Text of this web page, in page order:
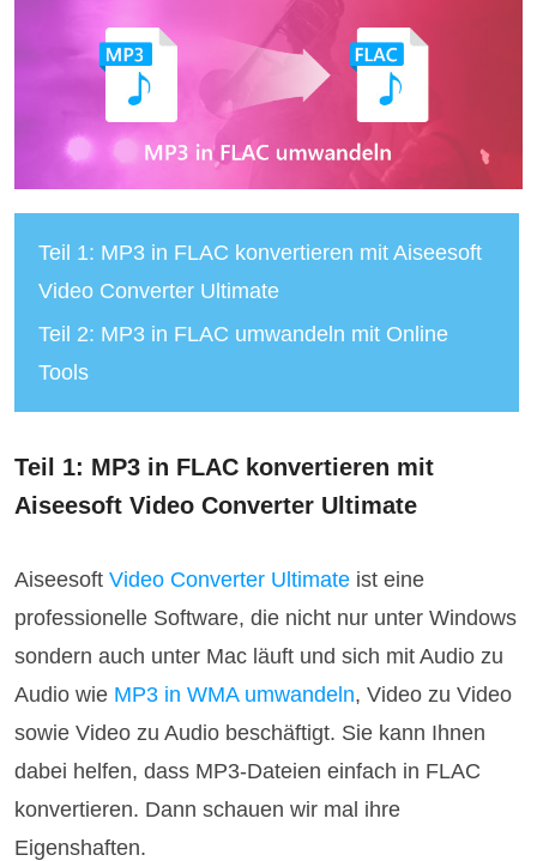
Teil 1: MP3 in FLAC konvertieren mit Aiseesoft
Video Converter Ultimate
Teil 2: MP3 in FLAC umwandeln mit Online
Tools
Teil 1: MP3 in FLAC konvertieren mit
Aiseesoft Video Converter Ultimate
AiseesoftVideo Converter Ultimate ist eine
professionelle Software, die nicht nur unter Windows
sondern auch unter Mac läuft und sich mit Audio zu
Audio wie MP3 in WMA umwandeln, Video zu Video
sowie Video zu Audio beschäftigt. Sie kann Ihnen
dabei helfen, dass MP3-Dateien einfach in FLAC
konvertieren. Dann schauen wir mal ihre
Eigenshaften.